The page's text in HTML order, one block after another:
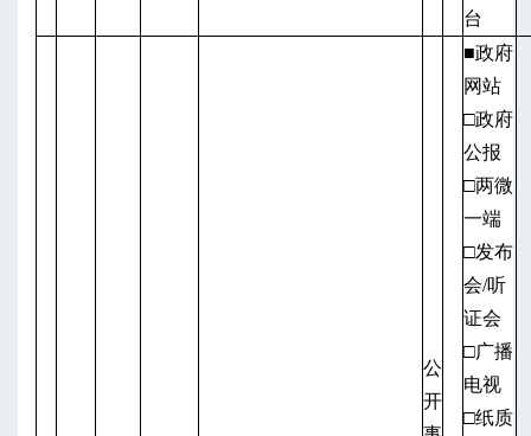
台
公
开
■政府
网站
□政府
公报
□两微
一端
□发布
会/听
证会
□广播
电视
□纸质